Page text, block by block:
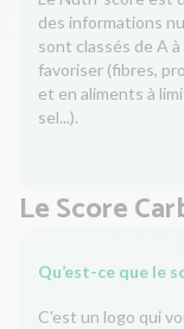
des informations
sont classés de A
favoriser (fibres,
et en aliments à
sel...).
Le Score
Qu’est-ce que le
C'est un logo qui